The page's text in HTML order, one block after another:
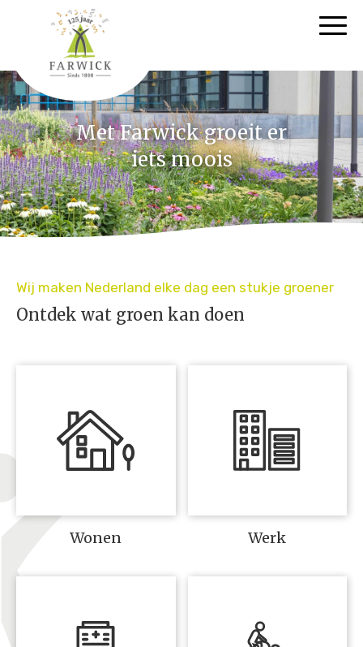
Met Farwick groeit er
iets moois
Wij maken Nederland elke dag een stukje groener
Ontdek wat groen kan doen
Wonen Werk